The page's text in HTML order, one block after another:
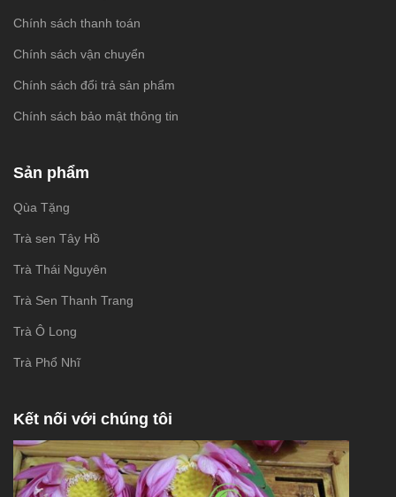
Chính sách thanh toán
Chính sách vận chuyển
Chính sách đổi trả sản phẩm
Chính sách bảo mật thông tin
Sản phẩm
Qùa Tặng
Trà sen Tây Hồ
Trà Thái Nguyên
Trà Sen Thanh Trang
Trà Ô Long
Trà Phổ Nhĩ
Kết nối với chúng tôi